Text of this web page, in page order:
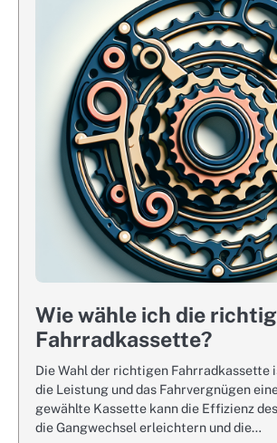
Wie wähle ich die
Fahrradkassette?
Die Wahl der richtigen Fahrradkassette
die Leistung und das Fahrvergnügen
gewählte Kassette kann die Effizienz
die Gangwechsel erleichtern und die…